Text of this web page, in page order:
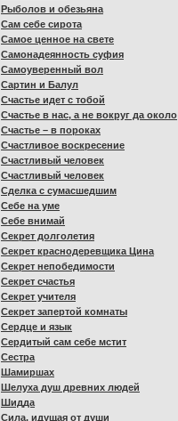
Рыболов и обезьяна
Сам себе сирота
Самое ценное на свете
Самонадеянность суфия
Самоуверенный вол
Сартин и Балул
Счастье идет с тобой
Счастье в нас, а не вокруг да около
Счастье – в пороках
Счастливое воскресение
Счастливый человек
Счастливый человек
Сделка с сумасшедшим
Себе на уме
Себе внимай
Секрет долголетия
Секрет краснодеревщика Цина
Секрет непобедимости
Секрет счастья
Секрет учителя
Секрет запертой комнаты
Сердце и язык
Сердитый сам себе мстит
Сестра
Шамиршах
Шелуха душ древних людей
Шидда
Сила, идущая от души